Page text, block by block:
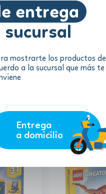
entrega
sucursal
mostrarte los productos de
a la sucursal que más te
Entrega
a domicilio
$98.96
remove